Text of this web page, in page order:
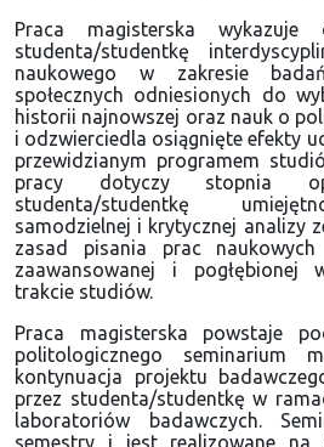
Praca magisterska wykazuje
studenta/studentkę
naukowego w zakresie
społecznych odniesionych do
historii najnowszej oraz nauk o
i odzwierciedla osiągnięte efekty
przewidzianym programem
pracy dotyczy stopnia
studenta/studentkę
samodzielnej i krytycznej analizy
zasad pisania prac
zaawansowanej i pogłębionej
trakcie studiów.
Praca magisterska powstaje
politologicznego seminarium
kontynuacja projektu
przez studenta/studentkę w
laboratoriów badawczych.
semestry i jest realizowane